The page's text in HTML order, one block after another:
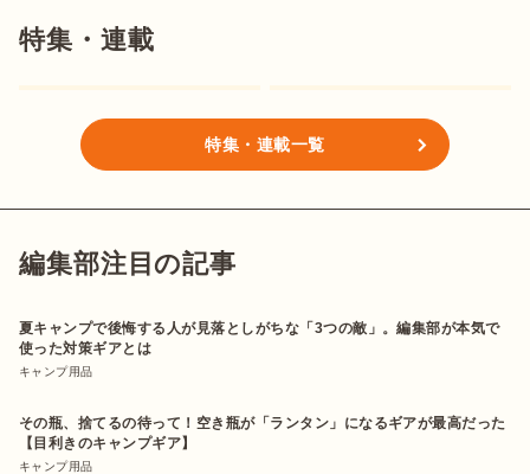
特集・連載
特集・連載一覧
編集部注目の記事
夏キャンプで後悔する人が見落としがちな「3つの敵」。編集部が本気で
使った対策ギアとは
キャンプ用品
その瓶、捨てるの待って！空き瓶が「ランタン」になるギアが最高だった
【目利きのキャンプギア】
キャンプ用品